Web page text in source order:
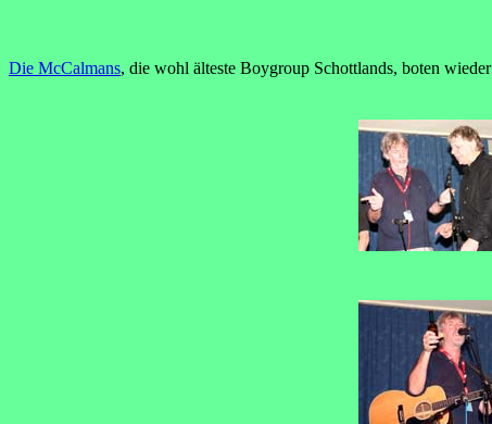
Die McCalmans, die wohl älteste Boygroup Schottlands, boten